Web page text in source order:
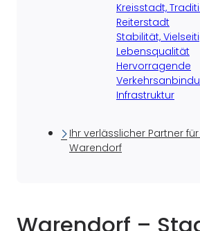
Kreisstadt,
Reiterstadt
Stabilität,
Lebensqualität
Hervorragende
Infrastruktur
Ihr verlässlicher Partner
Warendorf